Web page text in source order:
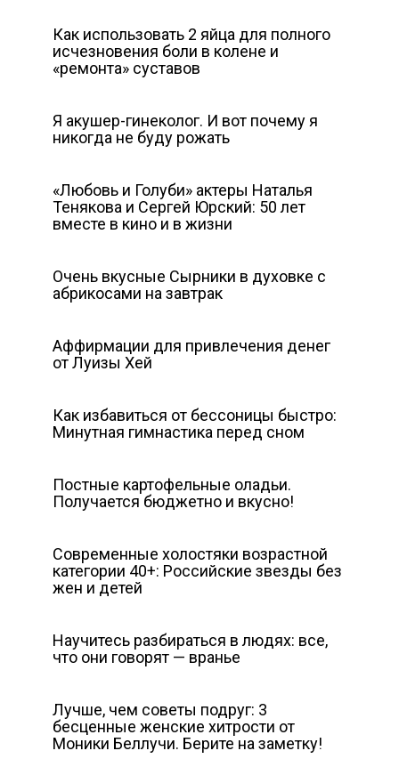
Как использовать 2 яйца для полного
исчезновения боли в колене и
«ремонта» суставов
Я акушер-гинеколог. И вот почему я
никогда не буду рожать
«Любовь и Голуби» актеры Наталья
Тенякова и Сергей Юрский: 50 лет
вместе в кино и в жизни
Очень вкусные Сырники в духовке с
абрикосами на завтрак
Аффирмации для привлечения денег
от Луизы Хей
Как избавиться от бессоницы быстро:
Минутная гимнастика перед сном
Постные картофельные оладьи.
Получается бюджетно и вкусно!
Современные холостяки возрастной
категории 40+: Российские звезды без
жен и детей
Научитесь разбираться в людях: все,
что они говорят — вранье
Лучше, чем советы подруг: 3
бесценные женские хитрости от
Моники Беллучи. Берите на заметку!